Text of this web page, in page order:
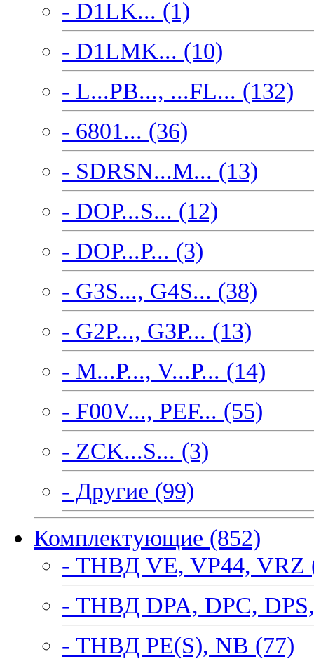
- D1LK... (1)
- D1LMK... (10)
- L...PB..., ...FL... (132)
- 6801... (36)
- SDRSN...M... (13)
- DOP...S... (12)
- DOP...P... (3)
- G3S..., G4S... (38)
- G2P..., G3P... (13)
- M...P..., V...P... (14)
- F00V..., PEF... (55)
- ZCK...S... (3)
- Другие (99)
Комплектующие (852)
- ТНВД VE, VP44, VRZ
- ТНВД DPA, DPC,
- ТНВД PE(S), NB (77)